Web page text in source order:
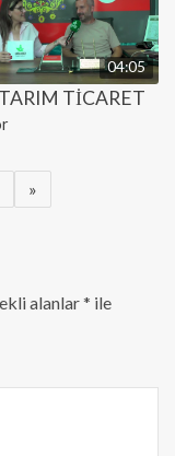
04:05
TİCARET
»
alanlar* ile